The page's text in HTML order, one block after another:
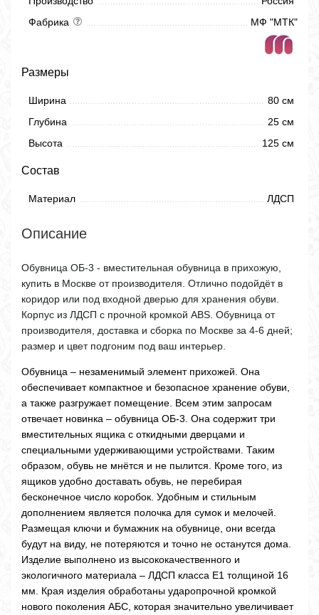
Фабрика
МФ "МТК"
Размеры
Ширина
80 см
Глубина
25 см
Высота
125 см
Состав
Материал ЛДСП
Описание
Обувница ОБ-3 - вместительная обувница в прихожую,
купить в Москве от производителя. Отлично подойдёт в
коридор или под входной дверью для хранения обуви.
Корпус из ЛДСП с прочной кромкой ABS. Обувница от
производителя, доставка и сборка по Москве за 4-6 дней;
размер и цвет подгоним под ваш интерьер.
Обувница – незаменимый элемент прихожей. Она
обеспечивает компактное и безопасное хранение обуви,
а также разгружает помещение. Всем этим запросам
отвечает новинка – обувница ОБ-3. Она содержит три
вместительных ящика с откидными дверцами и
специальными удерживающими устройствами. Таким
образом, обувь не мнётся и не пылится. Кроме того, из
ящиков удобно доставать обувь, не перебирая
бесконечное число коробок. Удобным и стильным
дополнением является полочка для сумок и мелочей.
Размещая ключи и бумажник на обувнице, они всегда
будут на виду, не потеряются и точно не останутся дома.
Изделие выполнено из высококачественного и
экологичного материала – ЛДСП класса Е1 толщиной 16
мм. Края изделия обработаны ударопрочной кромкой
нового поколения АБС, которая значительно увеличивает